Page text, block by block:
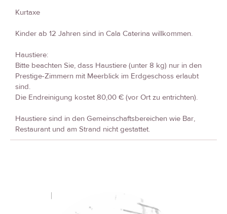
Kurtaxe
Kinder ab 12 Jahren sind in Cala Caterina willkommen.
Haustiere:
Bitte beachten Sie, dass Haustiere (unter 8 kg) nur in den
Prestige-Zimmern mit Meerblick im Erdgeschoss erlaubt
sind.
Die Endreinigung kostet 80,00 € (vor Ort zu entrichten).
Haustiere sind in den Gemeinschaftsbereichen wie Bar,
Restaurant und am Strand nicht gestattet.